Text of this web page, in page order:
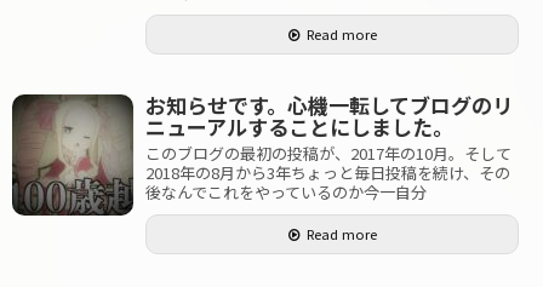
Read more
お知らせです。心機一転してブログのリ
ニューアルすることにしました。
このブログの最初の投稿が、2017年の10月。そして
2018年の8月から3年ちょっと毎日投稿を続け、その
後なんでこれをやっているのか今一自分
Read more